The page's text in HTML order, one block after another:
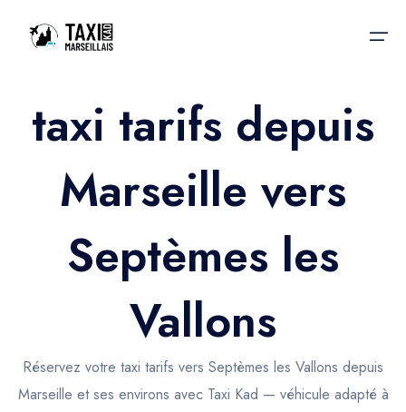
Accueil
Nos services
Nos services
Trajet Gare SNCF
Trajet Port croisière
Trajet Séminaire
Trajet Santé
Réservation
Actualités & évènements
Contactez-nous
taxi tarifs depuis
Marseille vers
Septèmes les
Vallons
Réservez votre taxi tarifs vers Septèmes les Vallons depuis
Marseille et ses environs avec Taxi Kad — véhicule adapté à